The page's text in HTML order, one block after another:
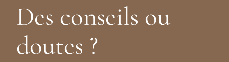
Des conseils ou
doutes ?